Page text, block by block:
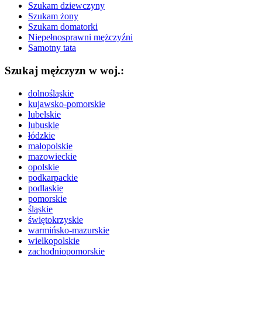
Szukam dziewczyny
Szukam żony
Szukam domatorki
Niepełnosprawni mężczyźni
Samotny tata
Szukaj mężczyzn w woj.:
dolnośląskie
kujawsko-pomorskie
lubelskie
lubuskie
łódzkie
małopolskie
mazowieckie
opolskie
podkarpackie
podlaskie
pomorskie
śląskie
świętokrzyskie
warmińsko-mazurskie
wielkopolskie
zachodniopomorskie